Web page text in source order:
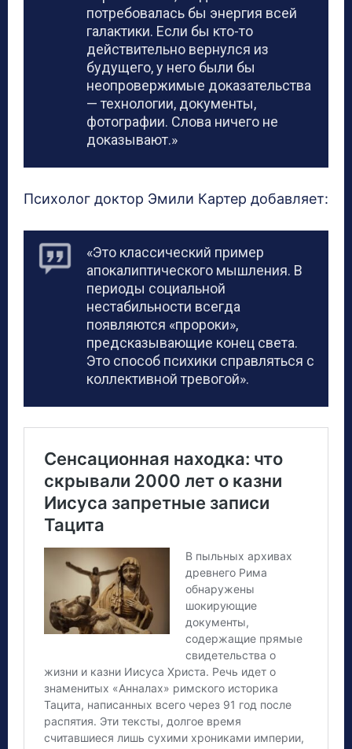
потребовалась бы энергия всей
галактики. Если бы кто-то
действительно вернулся из
будущего, у него были бы
неопровержимые доказательства
— технологии, документы,
фотографии. Слова ничего не
доказывают.»
Психолог доктор Эмили Картер добавляет:
«Это классический пример
апокалиптического мышления. В
периоды социальной
нестабильности всегда
появляются «пророки»,
предсказывающие конец света.
Это способ психики справляться с
коллективной тревогой».